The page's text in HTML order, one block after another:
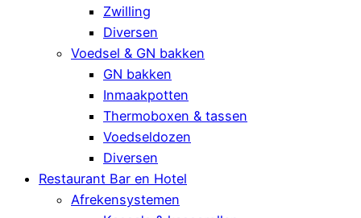
Zwilling
Diversen
Voedsel & GN bakken
GN bakken
Inmaakpotten
Thermoboxen & tassen
Voedseldozen
Diversen
Restaurant Bar en Hotel
Afrekensystemen